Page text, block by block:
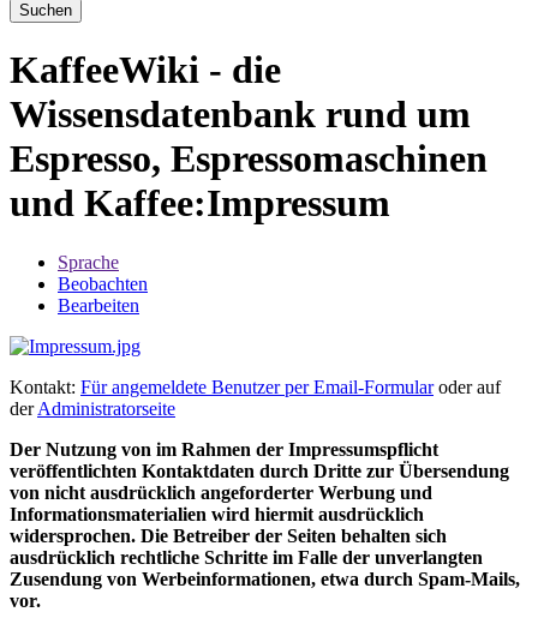
Suchen
KaffeeWiki - die
Wissensdatenbank rund um
Espresso, Espressomaschinen
und Kaffee:Impressum
Sprache
Beobachten
Bearbeiten
Kontakt: Für angemeldete Benutzer per Email-Formularoder auf
derAdministratorseite
Der Nutzung von im Rahmen der Impressumspflicht
veröffentlichten Kontaktdaten durch Dritte zur Übersendung
von nicht ausdrücklich angeforderter Werbung und
Informationsmaterialien wird hiermit ausdrücklich
widersprochen. Die Betreiber der Seiten behalten sich
ausdrücklich rechtliche Schritte im Falle der unverlangten
Zusendung von Werbeinformationen, etwa durch Spam-Mails,
vor.